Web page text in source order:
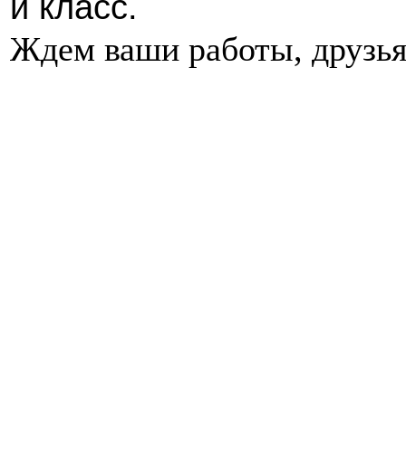
Ждем ваши работы,